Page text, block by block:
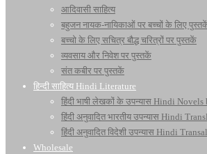
आदिवासी साहित्य
बहुजन नायक-नायिकाओं पर बच्चों के लिए
बच्चो के लिए सचित्र बौद्ध चरित्रों पर पुस्तकें
व्यवसाय और निवेश पर पुस्तकें
संत कबीर पर पुस्तकें
हिन्दी साहित्य Hindi Literature
हिंदी भाषी लेखकों के उपन्यास Hindi
हिंदी अनुवादित भारतीय उपन्यास Hindi
हिंदी अनुवादित विदेशी उपन्यास Hindi
Wholesale